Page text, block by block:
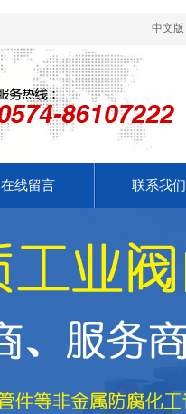
中文版
在线留言 联系我们